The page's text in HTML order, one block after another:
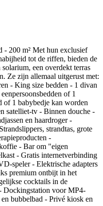
- 200 m² Met hun exclusief
tot de riffen, bieden de
een overdekt terras
Ze zijn allemaal uitgerust met:
- King size bedden - 1 divan
of 1
of 1 babybedje kan worden
satelliet-tv - Binnen douche -
en haardroger -
strandtas, grote
-
- Bar om "eigen
- Gratis internetverbinding
speler - Elektrische adapters
premium ontbijt in het
cocktails in de
Dockingstation voor MP4-
bubbelbad - Privé kiosk en